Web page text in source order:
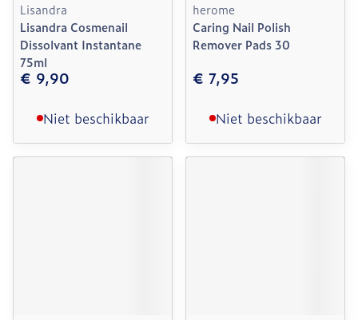
Lisandra
Lisandra Cosmenail
Dissolvant Instantane
75ml
€ 9,90
Niet beschikbaar
herome
Caring Nail Polish
Remover Pads 30
€ 7,95
Niet beschikbaar